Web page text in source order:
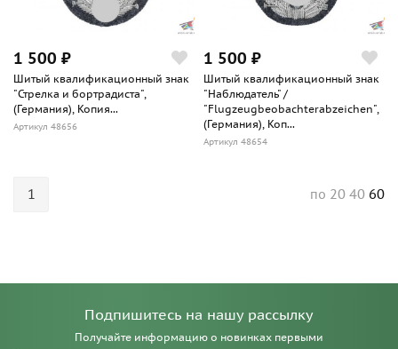
1 500 ₽
Шитый квалификационный знак
"Стрелка и бортрадиста",
(Германия), Копия...
Артикул 48656
1 500 ₽
Шитый квалификационный знак
"Наблюдатель" /
"Flugzeugbeobachterabzeichen",
(Германия), Коп...
Артикул 48654
1 по 20 40 60
Подпишитесь на нашу рассылку
Получайте информацию о новинках первыми